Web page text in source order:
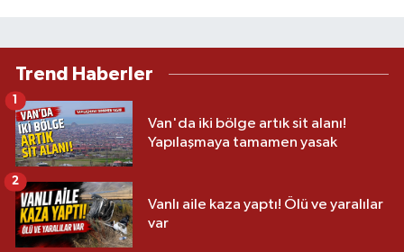
Trend Haberler
Van'da iki bölge artık sit alanı!
Yapılaşmaya tamamen yasak
1
Vanlı aile kaza yaptı! Ölü ve yaralılar
var
2